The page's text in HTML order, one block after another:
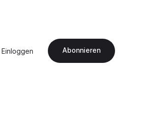
Einloggen Abonnieren